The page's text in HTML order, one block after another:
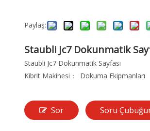
Paylaş:
Staubli Jc7 Dokunmatik
Staubli Jc7 Dokunmatik Sayfası
Kibrit Makinesi：
Dokuma Ekipmanları
Sor Soru